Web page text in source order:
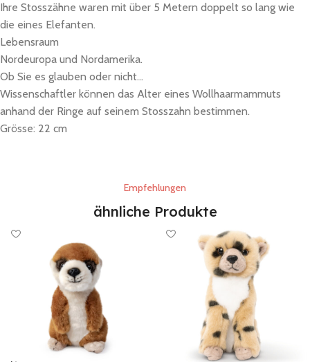
Ihre Stosszähne waren mit über 5 Metern doppelt so lang wie
die eines Elefanten.
Lebensraum
Nordeuropa und Nordamerika.
Ob Sie es glauben oder nicht…
Wissenschaftler können das Alter eines Wollhaarmammuts
anhand der Ringe auf seinem Stosszahn bestimmen.
Grösse: 22 cm
Empfehlungen
ähnliche Produkte